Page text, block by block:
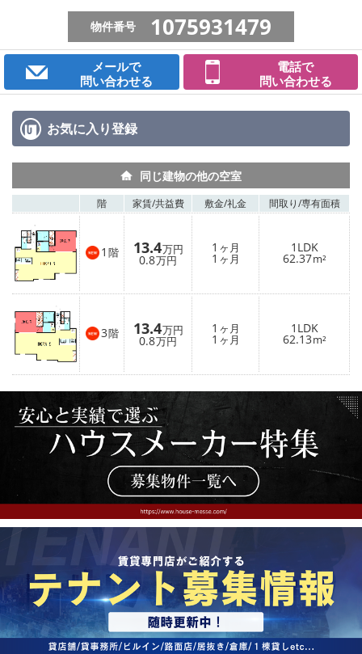
物件番号 1075931479
メールで
問い合わせる
電話で
問い合わせる
お気に入り登録
同じ建物の他の空室
階 家賃/共益費 敷金/礼金 間取り/専有面積
1 階 13.4万円
0.8万円
1 ヶ月
1 ヶ月
1LDK
62.37m²
3階 13.4万円
0.8万円
1 ヶ月
1 ヶ月
1LDK
62.13m²